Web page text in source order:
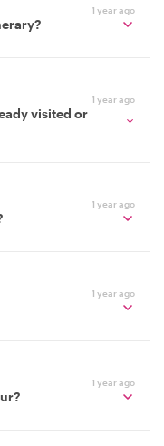
1 year ago
1 year ago
visited or
1 year ago
1 year ago
1 year ago